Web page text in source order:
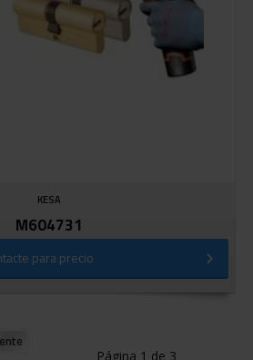
KESA
M604731
para precio
Página 1 de 3